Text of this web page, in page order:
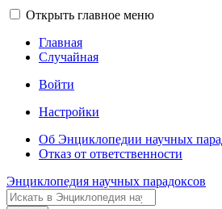
Открыть главное меню
Главная
Случайная
Войти
Настройки
Об Энциклопедии научных
Отказ от ответственности
Энциклопедия научных парадоксов